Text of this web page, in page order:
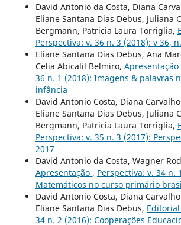
David Antonio da Costa, Diana
Eliane Santana Dias Debus, Juliana
Bergmann, Patricia Laura Torriglia,
Perspectiva: v. 36 n. 3 (2018): v 36,
Eliane Santana Dias Debus, Ana
Celia Abicalil Belmiro, Apresentação
36 n. 1 (2018): Imagens & palavras
infância
David Antonio Costa, Diana
Eliane Santana Dias Debus, Juliana
Bergmann, Patricia Laura Torriglia,
Perspectiva: v. 35 n. 3 (2017):
2017
David Antonio da Costa, Wagner
Apresentação , Perspectiva: v. 34 n.
Matemáticos no curso primário
David Antonio Costa, Diana
Eliane Santana Dias Debus, Editorial
34 n. 2 (2016): Cooperações